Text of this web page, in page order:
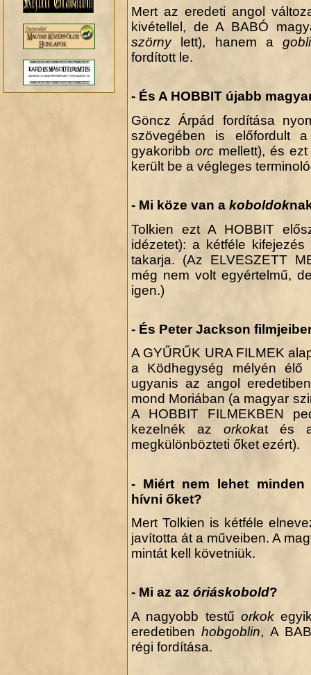
Mert az eredeti angol
kivétellel, de A BABÓ
szörnylett), hanem a
fordított le.
- És A HOBBIT újabb
Göncz Árpád fordítása
szövegében is előfordult
gyakoribborc mellett), és
került be a végleges
- Mi köze van a koboldok
Tolkien ezt A HOBBIT
idézetet): a kétféle
takarja. (Az ELVESZETT
még nem volt egyértelmű,
igen.)
- És Peter Jackson
A GYŰRŰK URA FILMEK
a Ködhegység mélyén élő
ugyanis az angol
mond Moriában (a magyar
A HOBBIT FILMEKBEN
kezelnék az orkokat és
megkülönbözteti őket ezért).
- Miért nem lehet
hívni őket?
Mert Tolkien is kétféle
javította át a műveiben. A
mintát kell követniük.
- Mi az az óriáskobold?
A nagyobb testű orkok
eredetibenhobgoblin, A
régi fordítása.